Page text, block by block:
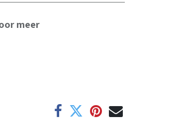
meer